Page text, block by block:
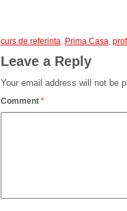
curs de referinta, Prima Casa,
Leave a Reply
Your email address will not be
Comment *